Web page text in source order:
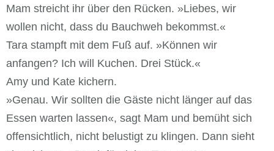
Mam streicht ihr über den Rücken. »Liebes, wir
wollen nicht, dass du Bauchweh bekommst.«
Tara stampft mit dem Fuß auf. »Können wir
anfangen? Ich will Kuchen. Drei Stück.«
Amy und Kate kichern.
»Genau. Wir sollten die Gäste nicht länger auf das
Essen warten lassen«, sagt Mam und bemüht sich
offensichtlich, nicht belustigt zu klingen. Dann sieht